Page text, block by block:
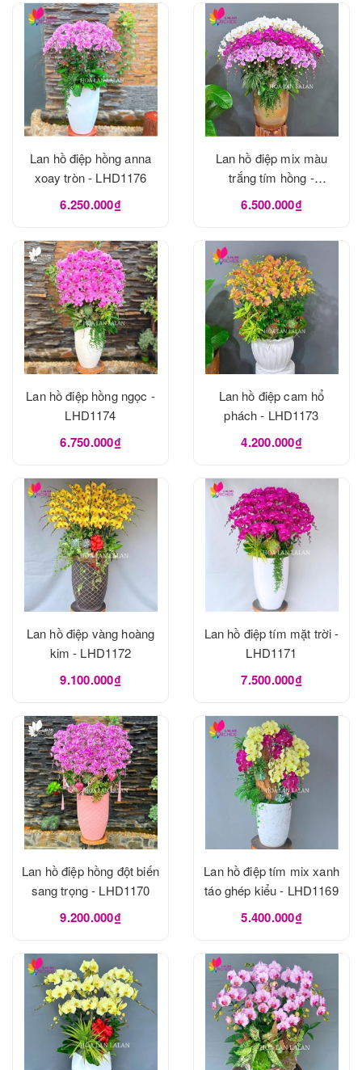
Lan hồ điệp hồng anna
xoay tròn - LHD1176
6.250.000₫
Lan hồ điệp mix màu
trắng tím hồng -
LHD1175
6.500.000₫
Lan hồ điệp hồng ngọc -
LHD1174
6.750.000₫
Lan hồ điệp cam hổ
phách - LHD1173
4.200.000₫
Lan hồ điệp vàng hoàng
kim - LHD1172
9.100.000₫
Lan hồ điệp tím mặt trời -
LHD1171
7.500.000₫
Lan hồ điệp hồng đột biến
sang trọng - LHD1170
9.200.000₫
Lan hồ điệp tím mix xanh
táo ghép kiểu - LHD1169
5.400.000₫